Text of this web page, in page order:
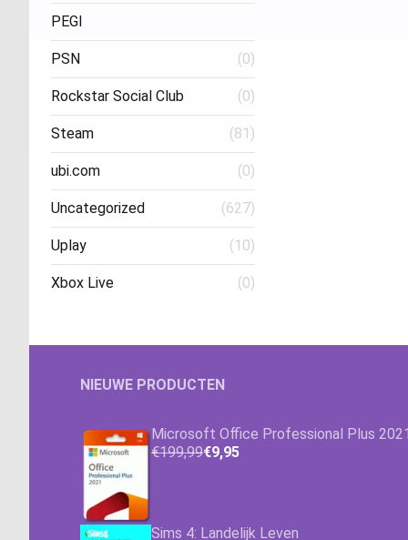
PEGI
Age 16 (1)
PSN (0)
Rockstar Social Club (0)
Steam (81)
ubi.com (0)
Uncategorized (627)
Uplay (10)
Xbox Live (0)
NIEUWE PRODUCTEN
Microsoft Office Professional Plus 2021
€199,99€9,95
Sims 4: Landelijk Leven